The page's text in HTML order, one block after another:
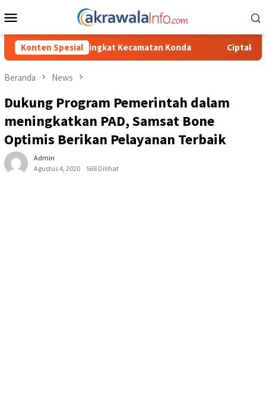
ke
Mobile
Konten Spesial
Kecamatan Konda Ciptakan Kondusifitas Wilayah, Sat
Beranda News
Dukung Program Pemerintah dalam
meningkatkan PAD, Samsat Bone
Optimis Berikan Pelayanan Terbaik
Admin
Agustus 4, 2020
568 Dilihat